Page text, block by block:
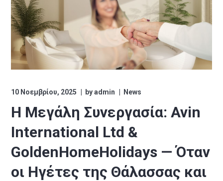
10 Νοεμβρίου, 2025 byadmin News
Η Μεγάλη Συνεργασία: Avin
International Ltd &
GoldenHomeHolidays — Όταν
οι Ηγέτες της Θάλασσας και